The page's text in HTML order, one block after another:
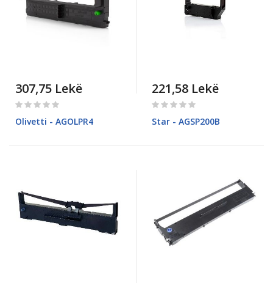
307,75 Lekë
Rating:
Olivetti - AGOLPR4
221,58 Lekë
Rating:
Star - AGSP200B